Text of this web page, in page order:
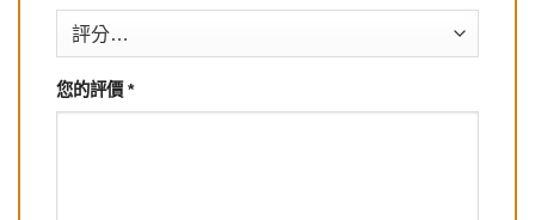
您的評價 *